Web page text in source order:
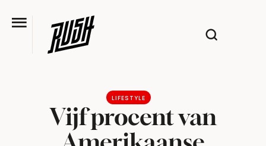
LIFESTYLE
Vijf procent van